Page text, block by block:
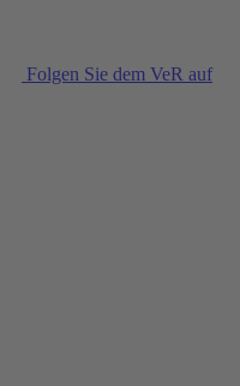
Folgen Sie dem VeR auf